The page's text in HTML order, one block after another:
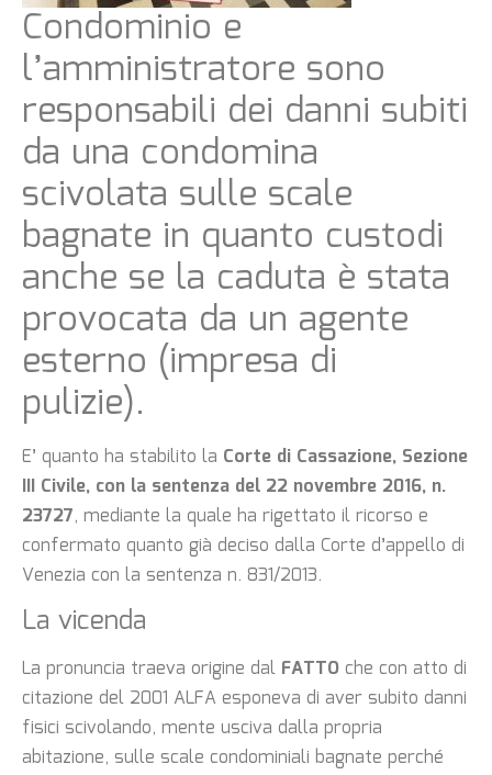
Condominio e
l’amministratore sono
responsabili dei danni subiti
da una condomina
scivolata sulle scale
bagnate in quanto custodi
anche se la caduta è stata
provocata da un agente
esterno (impresa di
pulizie).
E’ quanto ha stabilito la Corte di Cassazione, Sezione
III Civile, con la sentenza del 22 novembre 2016, n.
23727, mediante la quale ha rigettato il ricorso e
confermato quanto già deciso dalla Corte d’appello di
Venezia con la sentenza n. 831/2013.
La vicenda
La pronuncia traeva origine dal FATTO che con atto di
citazione del 2001 ALFA esponeva di aver subito danni
fisici scivolando, mente usciva dalla propria
abitazione, sulle scale condominiali bagnate perché